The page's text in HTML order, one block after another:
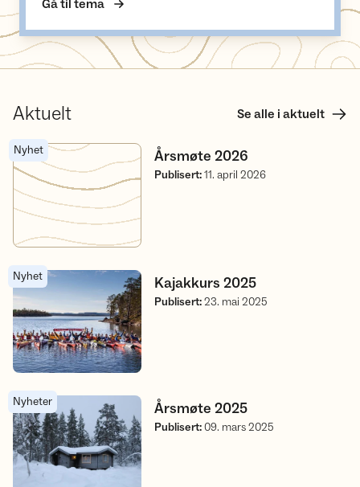
Gå til tema
Aktuelt Se alle i aktuelt
Årsmøte 2026
Nyhet
Publisert:11. april 2026
Årsmøte 2026
Kajakkurs 2025
Nyhet
Publisert:23. mai 2025
Kajakkurs 2025
Årsmøte 2025
Nyheter
Publisert:09. mars 2025
Årsmøte 2025